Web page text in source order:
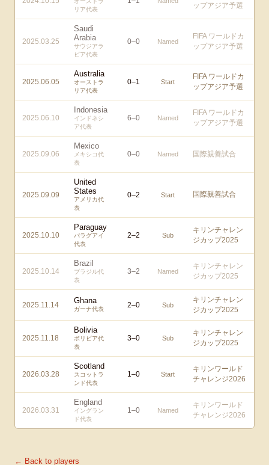
リア代表
ップアジア予選
2025.03.25
Saudi
Arabia
サウジアラ
ビア代表
0–0 Named
FIFA ワールドカ
ップアジア予選
2025.06.05
Australia
オーストラ
リア代表
0–1 Start
FIFA ワールドカ
ップアジア予選
2025.06.10
Indonesia
インドネシ
ア代表
6–0 Named
FIFA ワールドカ
ップアジア予選
2025.09.06
Mexico
メキシコ代
表
0–0 Named 国際親善試合
2025.09.09
United
States
アメリカ代
表
0–2 Start 国際親善試合
2025.10.10
Paraguay
パラグアイ
代表
2–2 Sub
キリンチャレン
ジカップ2025
2025.10.14
Brazil
ブラジル代
表
3–2 Named
キリンチャレン
ジカップ2025
2025.11.14 Ghana
ガーナ代表 2–0 Sub
キリンチャレン
ジカップ2025
2025.11.18
Bolivia
ボリビア代
表
3–0 Sub
キリンチャレン
ジカップ2025
2026.03.28
Scotland
スコットラ
ンド代表
1–0 Start
キリンワールド
チャレンジ2026
2026.03.31
England
イングラン
ド代表
1–0 Named
キリンワールド
チャレンジ2026
← Back to players